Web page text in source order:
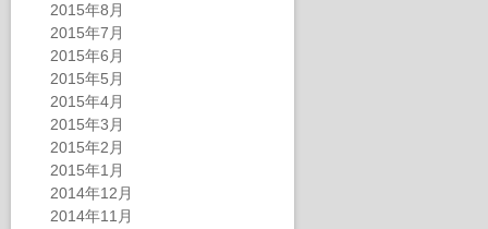
2015年8月
2015年7月
2015年6月
2015年5月
2015年4月
2015年3月
2015年2月
2015年1月
2014年12月
2014年11月